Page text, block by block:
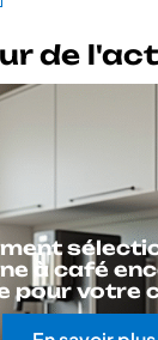
de
à café
pour votre